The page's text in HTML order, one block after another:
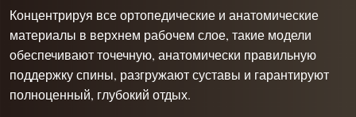
Концентрируя все ортопедические и анатомические
материалы в верхнем рабочем слое, такие модели
обеспечивают точечную, анатомически правильную
поддержку спины, разгружают суставы и гарантируют
полноценный, глубокий отдых.